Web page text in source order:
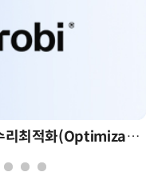
AI 시대의 의사결정을 바꾸는 수리최적화(Optimization): 실제 산업 적용 사례와 활용 전략